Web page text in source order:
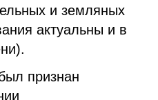
и земляных
актуальны и в
признан